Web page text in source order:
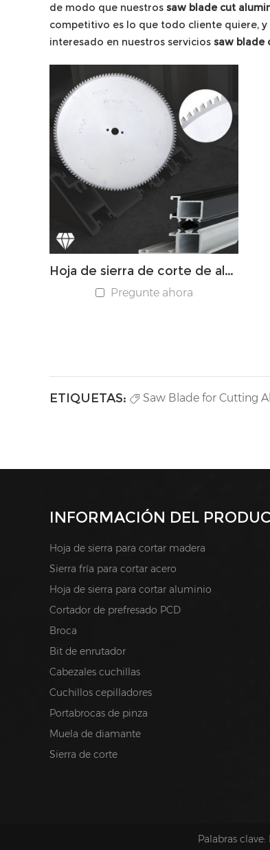
de modo que nuestros saw blade cut
competitivo es lo que todo cliente quiere,
interesado en nuestros servicios saw blade
Hoja de sierra de corte de aluminio PCD
Pregunte ahora
ETIQUETAS: Saw Blade for Cutting
INFORMACIÓN DEL
Hoja de sierra para cortar madera
Sierra fría para cortar acero
Hoja de sierra para cortar aluminio
Cortador de prefresado PCD
Broca
Bit de enrutador
Cabezales cuchillas
Cuchillos cepilladores
Portabrocas de pinza
Muela de diamante
Sierra de corte
Palabras clave: